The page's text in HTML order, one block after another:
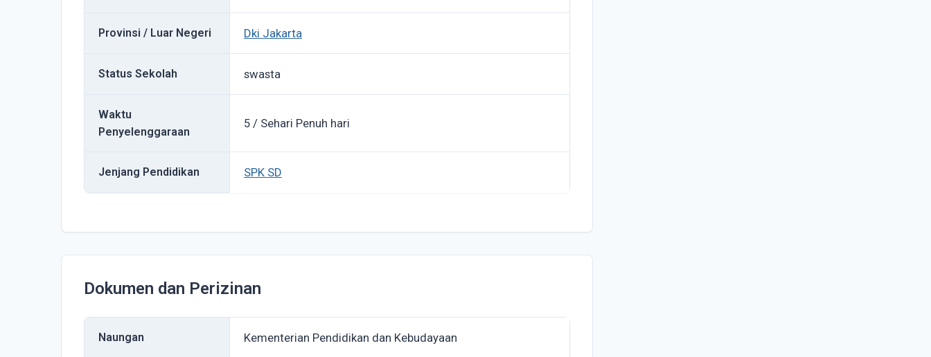
Provinsi / Luar Negeri Dki Jakarta
Status Sekolah swasta
Waktu
Penyelenggaraan
5 / Sehari Penuh hari
Jenjang Pendidikan SPK SD
Dokumen dan Perizinan
Naungan Kementerian Pendidikan dan Kebudayaan